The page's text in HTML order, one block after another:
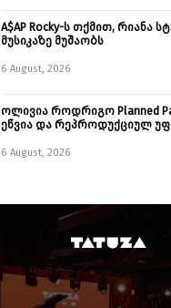
A$AP Rocky-ს თქმით, რიანა
მუსიკაზე მუშაობს
6 August, 2026
ოლივია როდრიგო Planned
ეწვია და რეპროდუქციულ
6 August, 2026